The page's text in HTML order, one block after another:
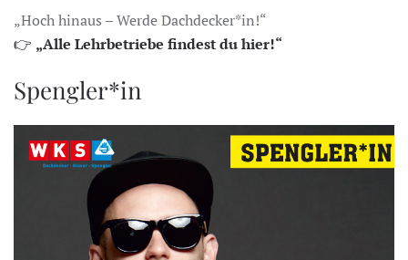
„Hoch hinaus – Werde Dachdecker*in!“
👉 „Alle Lehrbetriebe findest du hier!“
Spengler*in